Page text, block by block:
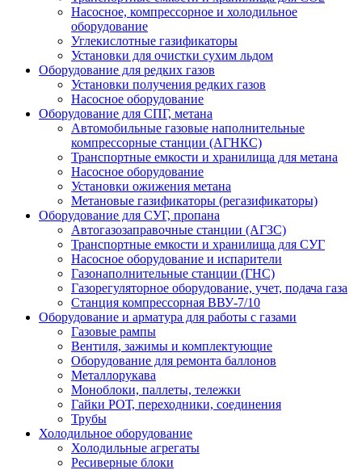
Насосное, компрессорное и холодильное
оборудование
Углекислотные газификаторы
Установки для очистки сухим льдом
Оборудование для редких газов
Установки получения редких газов
Насосное оборудование
Оборудование для СПГ, метана
Автомобильные газовые наполнительные
компрессорные станции (АГНКС)
Транспортные емкости и хранилища для метана
Насосное оборудование
Установки ожижения метана
Метановые газификаторы (регазификаторы)
Оборудование для СУГ, пропана
Автогазозаправочные станции (АГЗС)
Транспортные емкости и хранилища для СУГ
Насосное оборудование и испарители
Газонаполнительные станции (ГНС)
Газорегуляторное оборудование, учет, подача газа
Станция компрессорная ВВУ-7/10
Оборудование и арматура для работы с газами
Газовые рампы
Вентиля, зажимы и комплектующие
Оборудование для ремонта баллонов
Металлорукава
Моноблоки, паллеты, тележки
Гайки РОТ, переходники, соединения
Трубы
Холодильное оборудование
Холодильные агрегаты
Ресиверные блоки